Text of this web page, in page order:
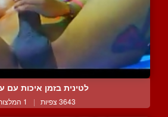
לטינית בזמן איכות עם
3643 צפיות | 1 המלצות